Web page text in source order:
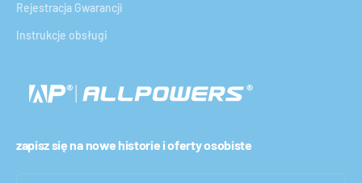
Rejestracja Gwarancji
Instrukcje obsługi
zapisz się na nowe historie i oferty osobiste